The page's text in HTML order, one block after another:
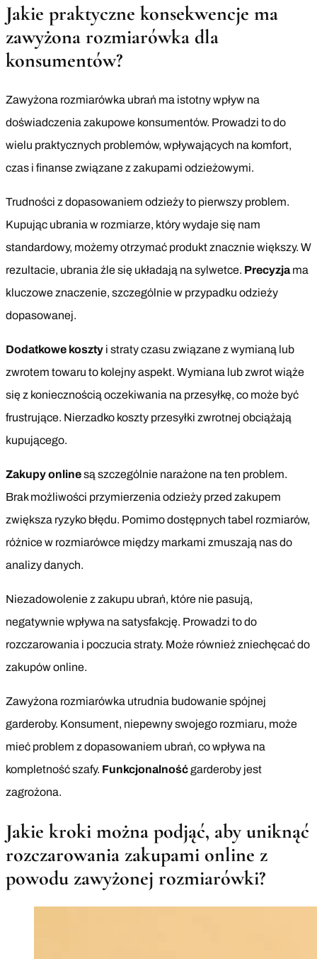
Jakie praktyczne konsekwencje ma
zawyżona rozmiarówka dla
konsumentów?
Zawyżona rozmiarówka ubrań ma istotny wpływ na
doświadczenia zakupowe konsumentów. Prowadzi to do
wielu praktycznych problemów, wpływających na komfort,
czas i finanse związane z zakupami odzieżowymi.
Trudności z dopasowaniem odzieży to pierwszy problem.
Kupując ubrania w rozmiarze, który wydaje się nam
standardowy, możemy otrzymać produkt znacznie większy. W
rezultacie, ubrania źle się układają na sylwetce. Precyzjama
kluczowe znaczenie, szczególnie w przypadku odzieży
dopasowanej.
Dodatkowe koszty i straty czasu związane z wymianą lub
zwrotem towaru to kolejny aspekt. Wymiana lub zwrot wiąże
się z koniecznością oczekiwania na przesyłkę, co może być
frustrujące. Nierzadko koszty przesyłki zwrotnej obciążają
kupującego.
Zakupy onlinesą szczególnie narażone na ten problem.
Brak możliwości przymierzenia odzieży przed zakupem
zwiększa ryzyko błędu. Pomimo dostępnych tabel rozmiarów,
różnice w rozmiarówce między markami zmuszają nas do
analizy danych.
Niezadowolenie z zakupu ubrań, które nie pasują,
negatywnie wpływa na satysfakcję. Prowadzi to do
rozczarowania i poczucia straty. Może również zniechęcać do
zakupów online.
Zawyżona rozmiarówka utrudnia budowanie spójnej
garderoby. Konsument, niepewny swojego rozmiaru, może
mieć problem z dopasowaniem ubrań, co wpływa na
kompletność szafy. Funkcjonalnośćgarderoby jest
zagrożona.
Jakie kroki można podjąć, aby uniknąć
rozczarowania zakupami online z
powodu zawyżonej rozmiarówki?